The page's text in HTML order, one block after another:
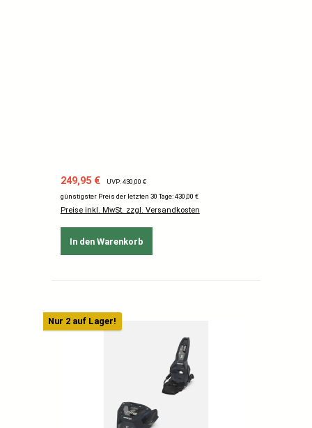
Verkaufspreis:
249,95 € Regulärer Preis:
UVP: 430,00 €
günstigster Preis der letzten 30 Tage: 430,00 €
Preise inkl. MwSt. zzgl. Versandkosten
In den Warenkorb
Nur 2 auf Lager!